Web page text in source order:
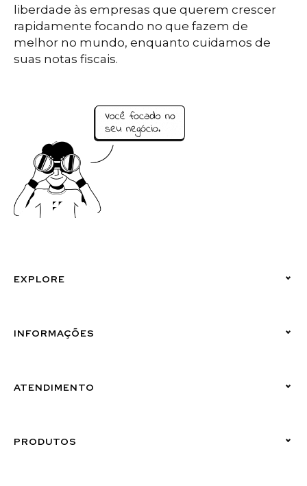
liberdade às empresas que querem crescer
rapidamente focando no que fazem de
melhor no mundo, enquanto cuidamos de
suas notas fiscais.
EXPLORE
INFORMAÇÕES
ATENDIMENTO
PRODUTOS